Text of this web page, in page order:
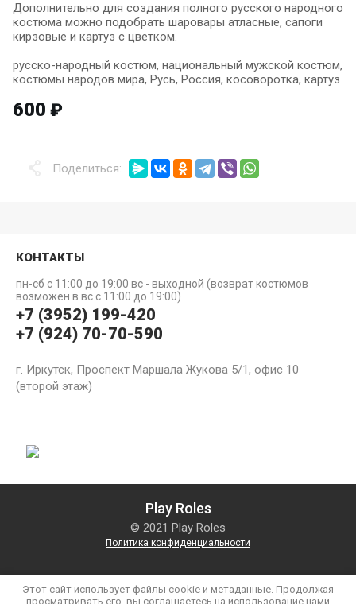
Дополнительно для создания полного русского народного
костюма можно подобрать шаровары атласные, сапоги
кирзовые и картуз с цветком.
русско-народный костюм, национальный мужской костюм,
костюмы народов мира, Русь, Россия, косоворотка, картуз
600 ₽
Поделиться:
КОНТАКТЫ
пн-сб с 11:00 до 19:00 вс - выходной (возврат костюмов
возможен в вс с 11:00 до 19:00)
+7 (3952) 199-420
+7 (924) 70-70-590
г. Иркутск, Проспект Маршала Жукова 5/1, офис 10
(второй этаж)
Play Roles
© 2021 Play Roles
Политика конфиденциальности
Этот сайт использует файлы cookie и метаданные. Продолжая
просматривать его, вы соглашаетесь на использование нами